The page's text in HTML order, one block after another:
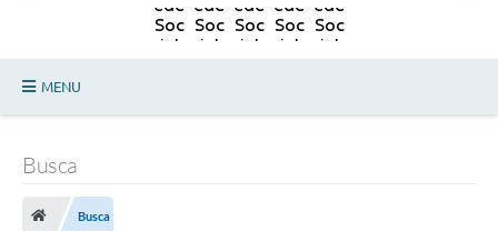
MENU
Transparência
Busca
Busca